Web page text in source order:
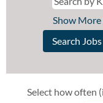
Show
Select how often